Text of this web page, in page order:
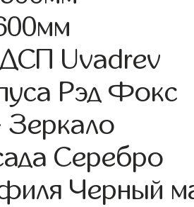
Uvadrev
Рэд Фокс
Серебро
Черный